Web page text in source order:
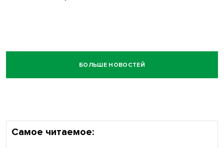
БОЛЬШЕ НОВОСТЕЙ
Самое читаемое: